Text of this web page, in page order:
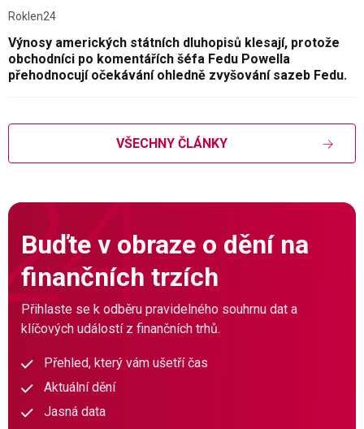
Roklen24
Výnosy amerických státních dluhopisů klesají, protože
obchodníci po komentářích šéfa Fedu Powella
přehodnocují očekávání ohledně zvyšování sazeb Fedu.
VŠECHNY ČLÁNKY
Buďte v obraze o dění na
finančních trzích
Přihlaste se k odběru pravidelného souhrnu dat a
klíčových událostí z finančních trhů.
Přehled, který vám ušetří čas
Aktuální dění
Jasná data